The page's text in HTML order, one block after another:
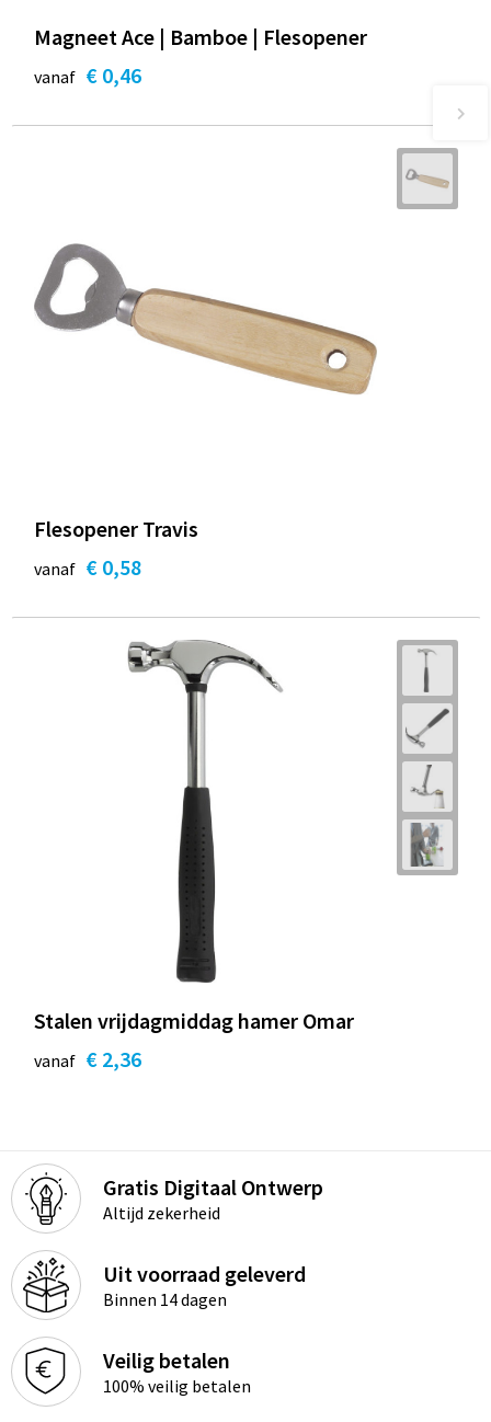
Magneet Ace | Bamboe | Flesopener
vanaf € 0,46
Flesopener Travis
vanaf € 0,58
Stalen vrijdagmiddag hamer Omar
vanaf € 2,36
Gratis Digitaal Ontwerp
Altijd zekerheid
Uit voorraad geleverd
Binnen 14 dagen
Veilig betalen
100% veilig betalen